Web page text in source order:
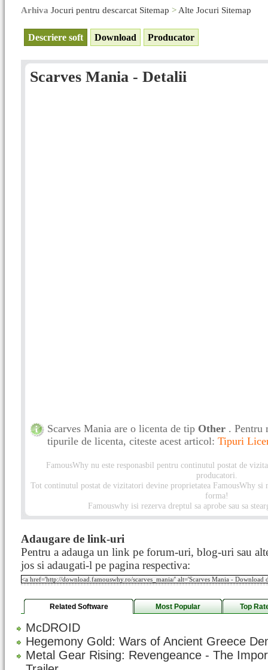
Arhiva Jocuri pentru descarcat Sitemap > Alte Jocuri Sitemap
Descriere soft Download Producator
Scarves Mania - Detalii
Scarves Mania are o licenta de tip Other . Pentru
tipurile de licenta, citeste acest articol: Tipuri
FamousWhy nu este responasbil pentru continutul postat de
producatori.
Tot continutul postat de vizitatori devine proprietatea FamousWhy
forma!
Famouswhy isi rezerva dreptul sa aprobe sau sa
Adaugare de link-uri
Pentru a adauga un link pe forum-uri, blog-uri sau
jos si adaugati-l pe pagina respectiva:
Related Software Most Popular Top
McDROID
Hegemony Gold: Wars of Ancient Greece
Metal Gear Rising: Revengeance - The